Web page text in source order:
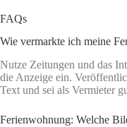
FAQs
Wie vermarkte ich meine
Nutze Zeitungen und das
die Anzeige ein.
Text und sei als Vermieter
Ferienwohnung: Welche